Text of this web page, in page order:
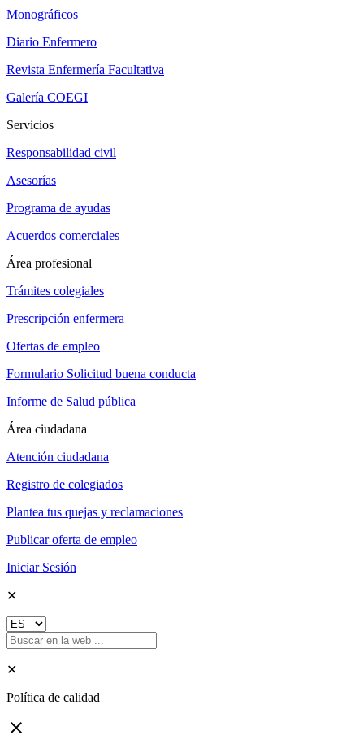
Monográficos
Diario Enfermero
Revista Enfermería Facultativa
Galería COEGI
Servicios
Responsabilidad civil
Asesorías
Programa de ayudas
Acuerdos comerciales
Área profesional
Trámites colegiales
Prescripción enfermera
Ofertas de empleo
Formulario Solicitud buena conducta
Informe de Salud pública
Área ciudadana
Atención ciudadana
Registro de colegiados
Plantea tus quejas y reclamaciones
Publicar oferta de empleo
Iniciar Sesión
✕
✕
Política de calidad
close